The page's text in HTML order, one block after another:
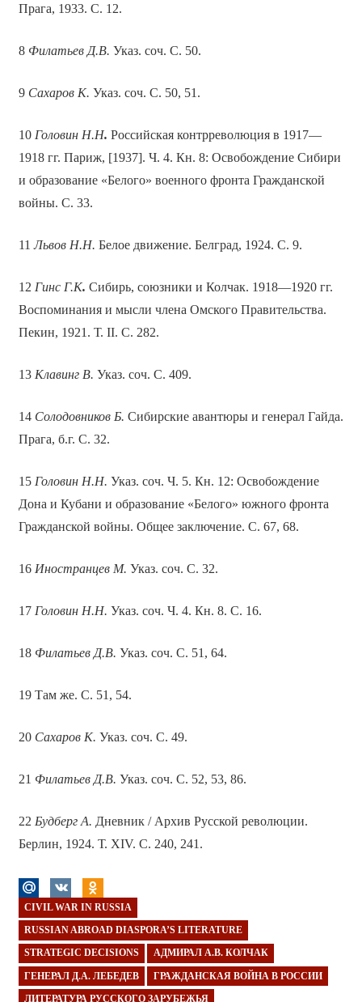
Прага, 1933. С. 12.
8 Филатьев Д.В. Указ. соч. С. 50.
9 Сахаров К. Указ. соч. С. 50, 51.
10 Головин Н.Н. Российская контрреволюция в 1917—
1918 гг. Париж, [1937]. Ч. 4. Кн. 8: Освобождение Сибири
и образование «Белого» военного фронта Гражданской
войны. С. 33.
11Львов Н.Н. Белое движение. Белград, 1924. С. 9.
12 Гинс Г.К. Сибирь, союзники и Колчак. 1918—1920 гг.
Воспоминания и мысли члена Омского Правительства.
Пекин, 1921. Т. II. С. 282.
13 Клавинг В. Указ. соч. С. 409.
14 Солодовников Б. Сибирские авантюры и генерал Гайда.
Прага, б.г. С. 32.
15 Головин Н.Н. Указ. соч. Ч. 5. Кн. 12: Освобождение
Дона и Кубани и образование «Белого» южного фронта
Гражданской войны. Общее заключение. С. 67, 68.
16 Иностранцев М. Указ. соч. С. 32.
17 Головин Н.Н. Указ. соч. Ч. 4. Кн. 8. С. 16.
18 Филатьев Д.В. Указ. соч. С. 51, 64.
19 Там же. С. 51, 54.
20 Сахаров К. Указ. соч. С. 49.
21 Филатьев Д.В. Указ. соч. С. 52, 53, 86.
22 Будберг А. Дневник / Архив Русской революции.
Берлин, 1924. Т. XIV. С. 240, 241.
CIVIL WAR IN RUSSIA
RUSSIAN ABROAD DIASPORA’S LITERATURE
STRATEGIC DECISIONS АДМИРАЛ А.В. КОЛЧАК
ГЕНЕРАЛ Д.А. ЛЕБЕДЕВ ГРАЖДАНСКАЯ ВОЙНА В РОССИИ
ЛИТЕРАТУРА РУССКОГО ЗАРУБЕЖЬЯ